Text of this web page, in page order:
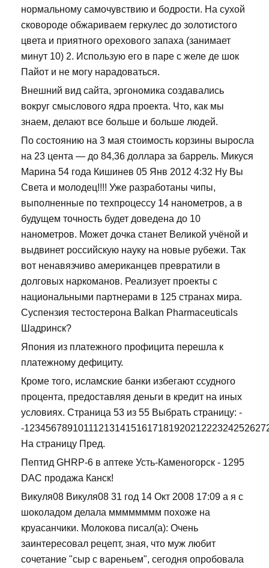
нормальному самочувствию и бодрости. На сухой
сковороде обжариваем геркулес до золотистого
цвета и приятного орехового запаха (занимает
минут 10) 2. Использую его в паре с желе де шок
Пайот и не могу нарадоваться.
Внешний вид сайта, эргономика создавались
вокруг смыслового ядра проекта. Что, как мы
знаем, делают все больше и больше людей.
По состоянию на 3 мая стоимость корзины выросла
на 23 цента — до 84,36 доллара за баррель. Микуся
Марина 54 года Кишинев 05 Янв 2012 4:32 Ну Вы
Света и молодец!!!! Уже разработаны чипы,
выполненные по техпроцессу 14 нанометров, а в
будущем точность будет доведена до 10
нанометров. Может дочка станет Великой учёной и
выдвинет российскую науку на новые рубежи. Так
вот ненавязчиво американцев превратили в
долговых наркоманов. Реализует проекты с
национальными партнерами в 125 странах мира.
Суспензия тестостерона Balkan Pharmaceuticals
Шадринск?
Япония из платежного профицита перешла к
платежному дефициту.
Кроме того, исламские банки избегают ссудного
процента, предоставляя деньги в кредит на иных
условиях. Страница 53 из 55 Выбрать страницу: -
-
На страницу Пред.
Пептид GHRP-6 в аптеке Усть-Каменогорск - 1295
DAC продажа Канск!
Викуля08 Викуля08 31 год 14 Окт 2008 17:09 а я с
шоколадом делала мммммммм похоже на
круасанчики. Молокова писал(а): Очень
заинтересовал рецепт, зная, что муж любит
сочетание "сыр с вареньем", сегодня опробовала